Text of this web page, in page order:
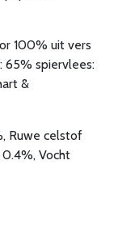
100% uit vers
65% spiervlees:
&
Ruwe celstof
Vocht